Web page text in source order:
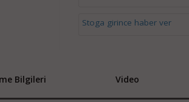
Stoga girince haber ver
Bilgileri Video